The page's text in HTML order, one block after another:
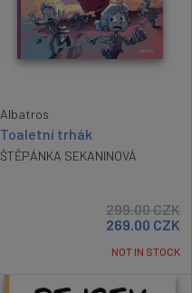
Albatros
Toaletní trhák
ŠTĚPÁNKA SEKANINOVÁ
299.00CZK
269.00 CZK
NOT IN STOCK